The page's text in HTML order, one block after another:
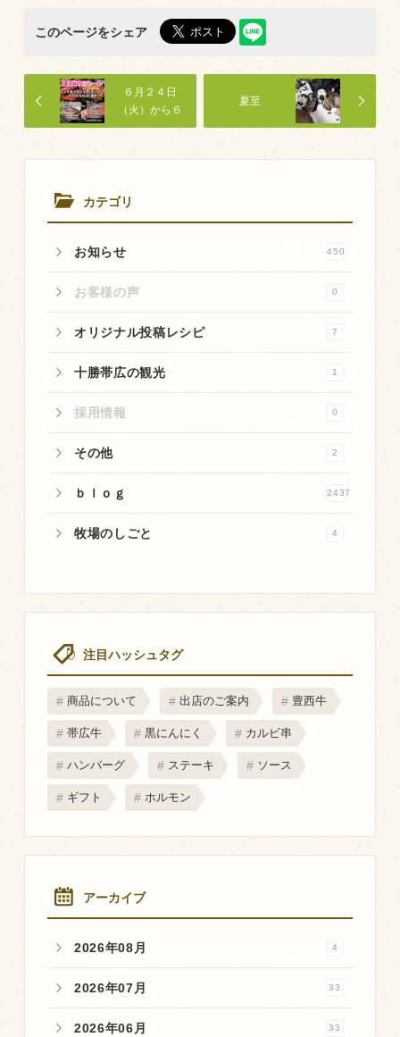
カテゴリ
お知らせ 450
お客様の声 0
オリジナル投稿レシピ 7
十勝帯広の観光 1
採用情報 0
その他 2
ｂｌｏｇ 2437
牧場のしごと 4
注目ハッシュタグ
商品について 出店のご案内 豊西牛
帯広牛 黒にんにく カルビ串
ハンバーグ ステーキ ソース
ギフト ホルモン
アーカイブ
2026年08月 4
2026年07月 33
2026年06月 33
このページをシェア
夏至
６月２４日
（火）から６
月３０日
（月）まで
「６月肉の日
中です。
食肉加工場を新設
品質管理体制
ＢtoＢ受発注システム
瑕疵とは
商品のご紹介
厚切ステーキ
カルビ串
黒にんにく
飲食店
その他
マップから探す
個人のお客様
法人のお客様
Facebook
Twitter
LINE公式アカウント